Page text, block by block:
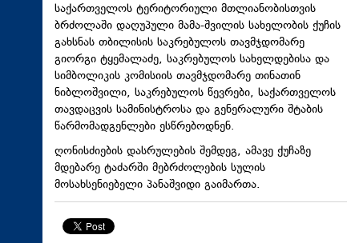
საქართველოს ტერიტორიული მთლიანობისთვის
ბრძოლაში დაღუპული მამა-შვილის სახელობის ქუჩის
გახსნას თბილისის საკრებულოს თავმჯდომარე
გიორგი ტყემალაძე, საკრებულოს სახელდებისა და
სიმბოლიკის კომისიის თავმჯდომარე თინათინ
ნიბლოშვილი, საკრებულოს წევრები, საქართველოს
თავდაცვის სამინისტროსა და გენერალური შტაბის
წარმომადგენლები ესწრებოდნენ.
ღონისძიების დასრულების შემდეგ, ამავე ქუჩაზე
მდებარე ტაძარში მებრძოლების სულის
მოსახსენიებელი პანაშვიდი გაიმართა.